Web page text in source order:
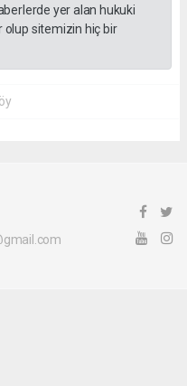
yer alan hukuki
olup sitemizin hiç bir